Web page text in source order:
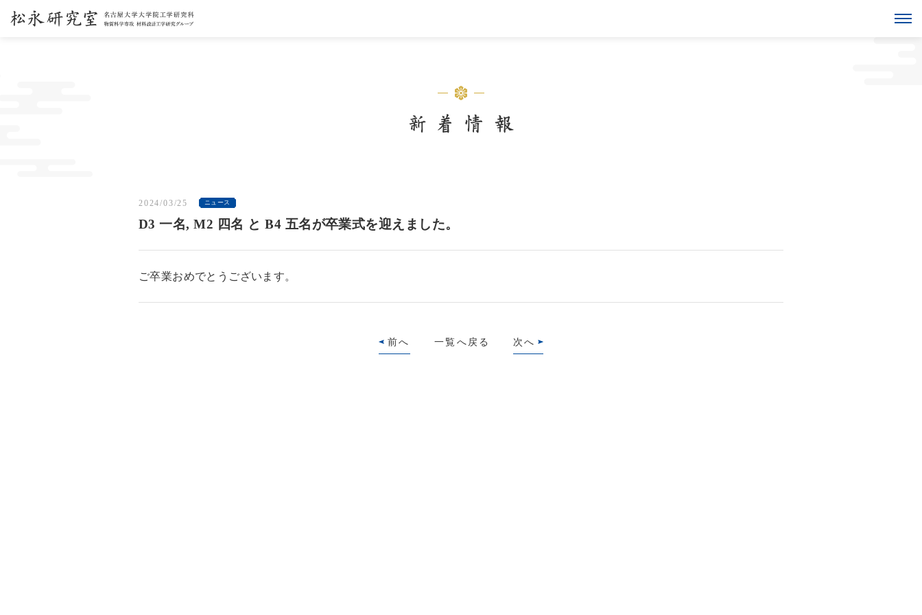
2024/03/25 ニュース
D3 一名, M2 四名 と B4 五名が卒業式を迎えました。
ご卒業おめでとうございます。
前へ 一覧へ戻る 次へ